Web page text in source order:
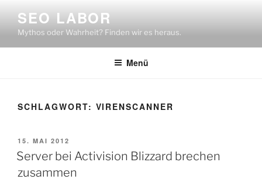
Inhalt
springen
SEO LABOR
Mythos oder Wahrheit? Finden wir es heraus.
Menü
SCHLAGWORT: VIRENSCANNER
VERÖFFENTLICHT
AM
15. MAI 2012
Server bei Activision Blizzard brechen
zusammen